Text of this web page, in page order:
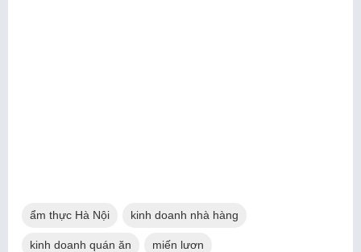
ẩm thực Hà Nội kinh doanh nhà hàng
kinh doanh quán ăn miến lươn